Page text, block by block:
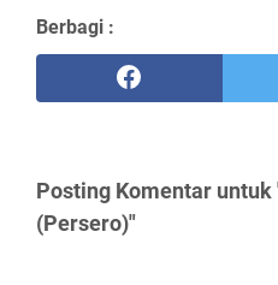
Berbagi :
Posting Komentar untuk
(Persero)"